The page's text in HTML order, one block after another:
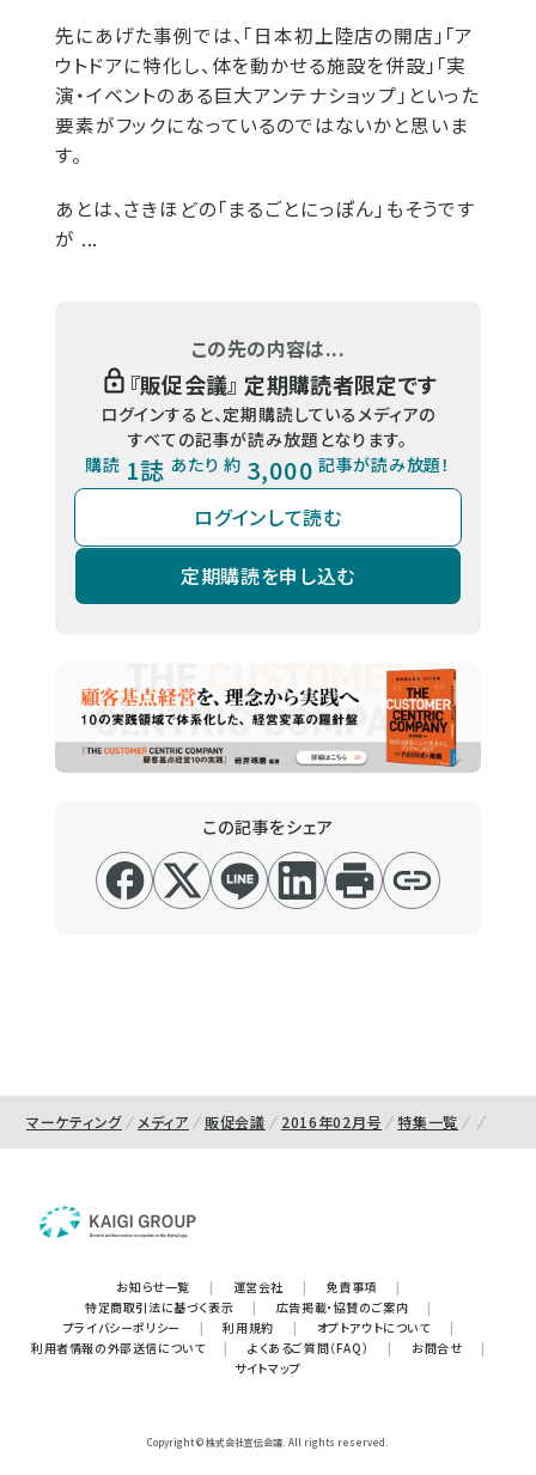
先にあげた事例では、「日本初上陸店の開店」「ア
ウトドアに特化し、体を動かせる施設を併設」「実
演・イベントのある巨大アンテナショップ」といった
要素がフックになっているのではないかと思いま
す。
あとは、さきほどの「まるごとにっぽん」もそうです
が ...
この先の内容は...
『販促会議』 定期購読者限定です
ログインすると、定期購読しているメディアの
すべての記事が読み放題となります。
購読 1誌 あたり 約 3,000 記事が読み放題！
ログインして読む
定期購読を申し込む
この記事をシェア
マーケティング メディア 販促会議 2016年02月号 特集一覧
お知らせ一覧 | 運営会社 | 免責事項
|
特定商取引法に基づく表示
| 広告掲載・協賛のご案内
|
プライバシーポリシー
| 利用規約 | オプトアウトについて
|
利用者情報の外部送信について
| よくあるご質問（FAQ） | お問合せ
|
サイトマップ
Copyright © 株式会社宣伝会議. All rights reserved.